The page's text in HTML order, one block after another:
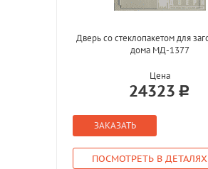
Дверь со стеклопакетом для
дома МД-1377
Цена
24323
ЗАКАЗАТЬ
ПОСМОТРЕТЬ В ДЕТАЛЯХ